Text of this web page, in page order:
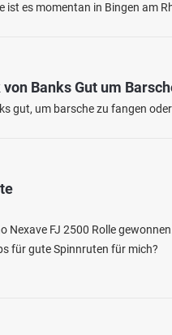
ist es momentan in Bingen am
Banks Gut um
gut, um barsche zu fangen
Nexave FJ 2500 Rolle
für gute Spinnruten für mich?